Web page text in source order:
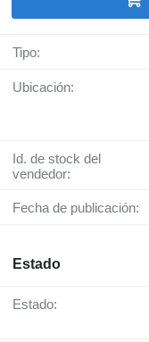
Tipo:
Ubicación:
Id. de stock del
vendedor:
Fecha de publicación:
Estado
Estado: